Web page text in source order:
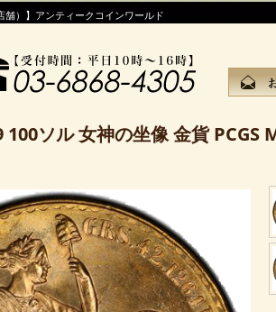
）】アンティークコインワールド
100ソル 女神の坐像 金貨 PCGS